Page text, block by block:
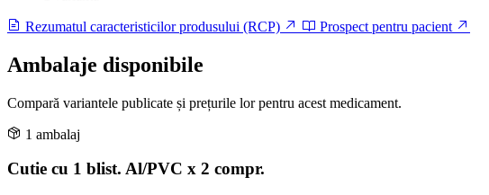
Rezumatul caracteristicilor produsului (RCP) Prospect pentru pacient
Ambalaje disponibile
Compară variantele publicate și prețurile lor pentru acest medicament.
1 ambalaj
Cutie cu 1 blist. Al/PVC x 2 compr.